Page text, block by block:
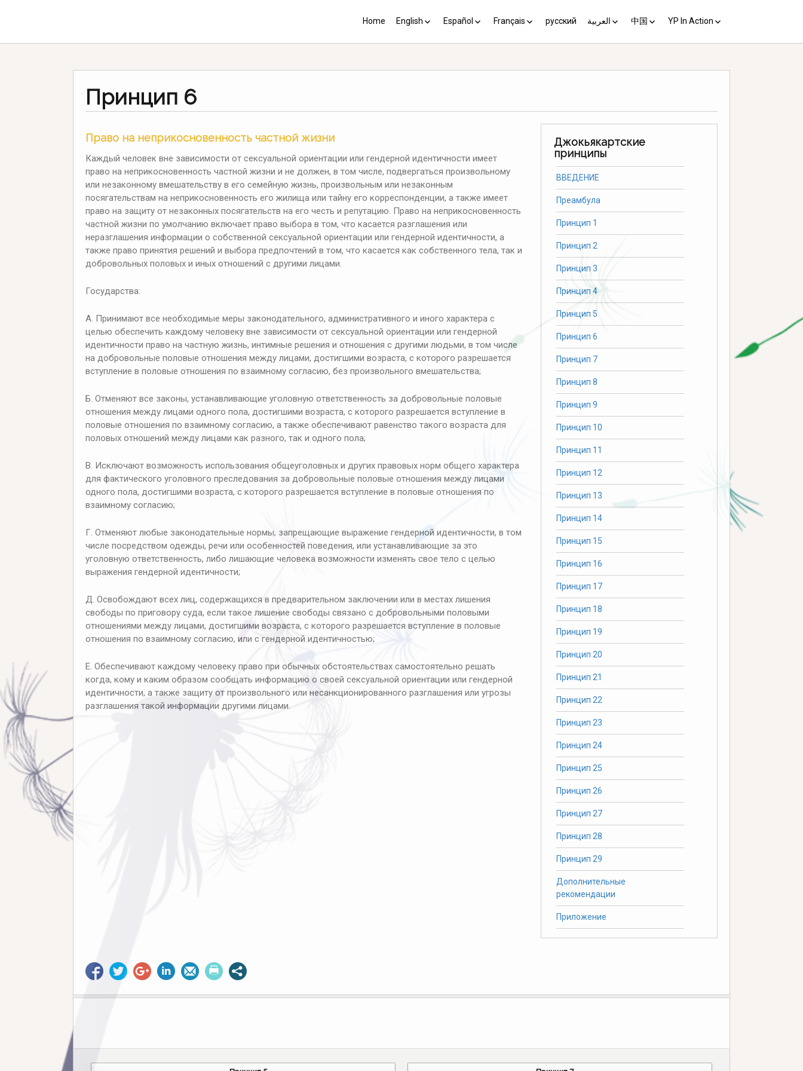
Home English Español Français русский العربية 中国 YP In Action
Download the Guide in your
Принцип 6
Право на неприкосновенность частной жизни
Каждый человек вне зависимости от сексуальной ориентации или гендерной идентичности имеет
право на неприкосновенность частной жизни и не должен, в том числе, подвергаться произвольному
или незаконному вмешательству в его семейную жизнь, произвольным или незаконным
посягательствам на неприкосновенность его жилища или тайну его корреспонденции, а также имеет
право на защиту от незаконных посягательств на его честь и репутацию. Право на неприкосновенность
частной жизни по умолчанию включает право выбора в том, что касается разглашения или
неразглашения информации о собственной сексуальной ориентации или гендерной идентичности, а
также право принятия решений и выбора предпочтений в том, что касается как собственного тела, так и
добровольных половых и иных отношений с другими лицами.
Государства:
A. Принимают все необходимые меры законодательного, административного и иного характера с
целью обеспечить каждому человеку вне зависимости от сексуальной ориентации или гендерной
идентичности право на частную жизнь, интимные решения и отношения с другими людьми, в том числе
на добровольные половые отношения между лицами, достигшими возраста, с которого разрешается
вступление в половые отношения по взаимному согласию, без произвольного вмешательства;
Б. Отменяют все законы, устанавливающие уголовную ответственность за добровольные половые
отношения между лицами одного пола, достигшими возраста, с которого разрешается вступление в
половые отношения по взаимному согласию, а также обеспечивают равенство такого возраста для
половых отношений между лицами как разного, так и одного пола;
В. Исключают возможность использования общеуголовных и других правовых норм общего характера
для фактического уголовного преследования за добровольные половые отношения между лицами
одного пола, достигшими возраста, с которого разрешается вступление в половые отношения по
взаимному согласию;
Г. Отменяют любые законодательные нормы, запрещающие выражение гендерной идентичности, в том
числе посредством одежды, речи или особенностей поведения, или устанавливающие за это
уголовную ответственность, либо лишающие человека возможности изменять свое тело с целью
выражения гендерной идентичности;
Д. Освобождают всех лиц, содержащихся в предварительном заключении или в местах лишения
свободы по приговору суда, если такое лишение свободы связано с добровольными половыми
отношениями между лицами, достигшими возраста, с которого разрешается вступление в половые
отношения по взаимному согласию, или с гендерной идентичностью;
Е. Обеспечивают каждому человеку право при обычных обстоятельствах самостоятельно решать
когда, кому и каким образом сообщать информацию о своей сексуальной ориентации или гендерной
идентичности, а также защиту от произвольного или несанкционированного разглашения или угрозы
разглашения такой информации другими лицами.
Джокьякартские
принципы
ВВЕДЕНИЕ
Преамбула
Принцип 1
Принцип 2
Принцип 3
Принцип 4
Принцип 5
Принцип 6
Принцип 7
Принцип 8
Принцип 9
Принцип 10
Принцип 11
Принцип 12
Принцип 13
Принцип 14
Принцип 15
Принцип 16
Принцип 17
Принцип 18
Принцип 19
Принцип 20
Принцип 21
Принцип 22
Принцип 23
Принцип 24
Принцип 25
Принцип 26
Принцип 27
Принцип 28
Принцип 29
Дополнительные
рекомендации
Приложение